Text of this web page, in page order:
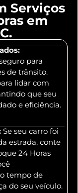
Serviços
em
para
de trânsito.
lidar com
que seu
e eficiência.
Se seu carro foi
estrada, conte
24 Horas
tempo de
do seu veículo.